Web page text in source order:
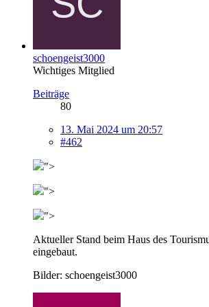
schoengeist3000
Wichtiges Mitglied
Beiträge
80
13. Mai 2024 um 20:57
#462
">
">
">
Aktueller Stand beim Haus des
eingebaut.
Bilder: schoengeist3000